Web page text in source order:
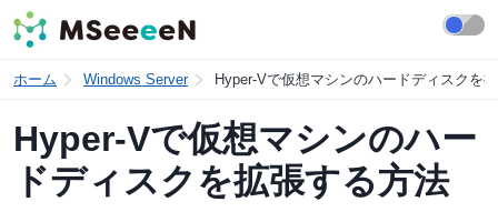
ホーム Windows Server Hyper-Vで仮想マシンのハードディスクを
Hyper-Vで仮想マシンのハー
ドディスクを拡張する方法